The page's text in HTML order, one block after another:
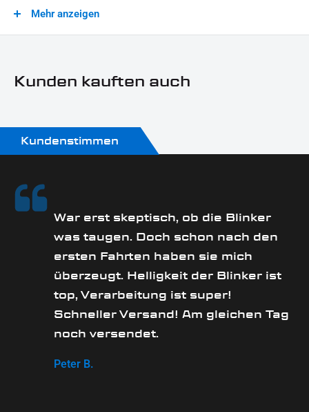
Reflektor
Zeitpunkt Ihrer Zahlungsanweisung).Beachten Sie, dass an
Mehr anzeigen
Kunden kauften auch
Kundenstimmen
War erst skeptisch, ob die Blinker
was taugen. Doch schon nach den
ersten Fahrten haben sie mich
überzeugt. Helligkeit der Blinker ist
top, Verarbeitung ist super!
Schneller Versand! Am gleichen Tag
noch versendet.
Peter B.